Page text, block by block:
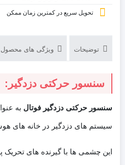
تحویل سریع در کمترین زمان ممکن
توضیحات ویژگی های محصول
سنسور حرکتی دزدگیر:
سنسور حرکتی دزدگیر فوتال به
سیستم های دزدگیر در خانه های
این چشمی ها با گیرنده های تحریک